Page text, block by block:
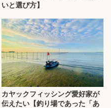
いと選び方】
カヤックフィッシング愛好家が
伝えたい【釣り場であった「あ